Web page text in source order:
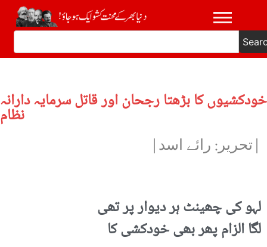
خودکشیوں کا بڑھتا رجحان اور قاتل سرمایہ دارانہ
نظام
|تحریر: رائے اسد|
لہو کی چھینٹ ہر دیوار پر تھی
لگا الزام پھر بھی خودکشی کا